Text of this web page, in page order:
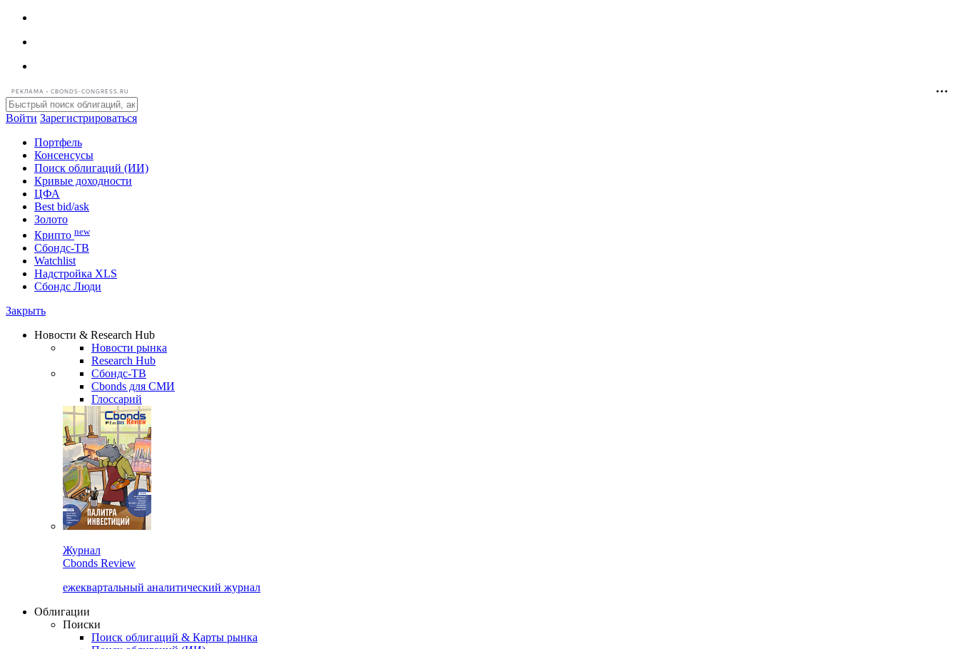
РЕКЛАМА • CBONDS-CONGRESS.RU
Войти Зарегистрироваться
Портфель
Консенсусы
Поиск облигаций (ИИ)
Кривые доходности
ЦФА
Best bid/ask
Золото
Криптоnew
Сбондс-ТВ
Надстройка XLS
Сбондс Люди
Новости & Research Hub
Новости рынка
Research Hub
Сбондс-ТВ
Cbonds для СМИ
Глоссарий
Журнал
Cbonds Review
ежеквартальный аналитический журнал